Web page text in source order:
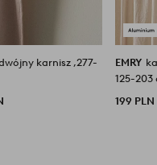
karnisz ,277-
EMRY
125-203
199 PLN